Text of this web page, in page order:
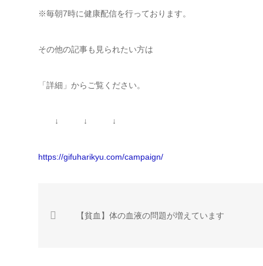
※毎朝7時に健康配信を行っております。
その他の記事も見られたい方は
「詳細」からご覧ください。
↓ ↓ ↓
https://gifuharikyu.com/campaign/
【貧血】体の血液の問題が増えています